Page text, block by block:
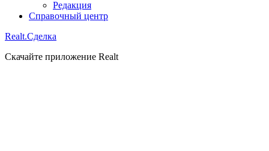
Редакция
Справочный центр
Realt.Сделка
Скачайте приложение Realt